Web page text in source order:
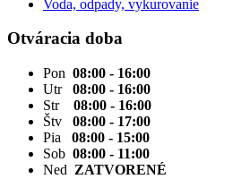
Voda, odpady, vykurovanie
Otváracia doba
Pon 08:00 - 16:00
Utr 08:00 - 16:00
Str 08:00 - 16:00
Štv 08:00 - 17:00
Pia 08:00 - 15:00
Sob 08:00 - 11:00
Ned ZATVORENÉ